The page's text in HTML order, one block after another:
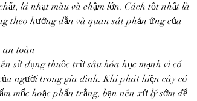
lá nhạt màu và chậm lớn. Cách tốt nhất là
theo hướng dẫn và quan sát phản ứng của
an toàn
sử dụng thuốc trừ sâu hóa học mạnh vì có
người trong gia đình. Khi phát hiện cây có
mốc hoặc phấn trắng, bạn nên xử lý sớm để